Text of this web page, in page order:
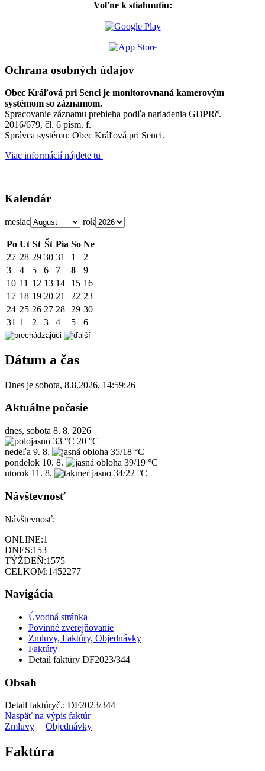
Voľne k stiahnutiu:
Ochrana osobných údajov
Obec Kráľová pri Senci je monitorovnaná kamerovým
systémom so záznamom.
Spracovanie záznamu prebieha podľa nariadenia GDPRč.
2016/679, čl. 6 písm. f.
Správca systému: Obec Kráľová pri Senci.
Viac informácií nájdete tu
Kalendár
mesiac rok
Po Ut St Št Pia So Ne
27 28 29 30 31 1
2
3
4 5 6 7 8
9
10 11 12 13 14 15 16
17 18 19 20 21 22 23
24 25 26 27 28 29 30
31 1 2 3 4 5 6
Dátum a čas
Dnes je sobota, 8.8.2026, 14:59:26
Aktuálne počasie
dnes, sobota 8. 8. 2026
33 °C 20 °C
nedeľa 9. 8.
35/18 °C
pondelok 10. 8.
39/19 °C
utorok 11. 8. 34/22 °C
Návštevnosť
Návštevnosť:
ONLINE:1
DNES:153
TÝŽDEŇ:1575
CELKOM:1452277
Navigácia
Úvodná stránka
Povinné zverejňovanie
Zmluvy, Faktúry, Objednávky
Faktúry
Detail faktúry DF2023/344
Obsah
Detail faktúryč.: DF2023/344
Naspäť na výpis faktúr
Zmluvy
Objednávky
Faktúra